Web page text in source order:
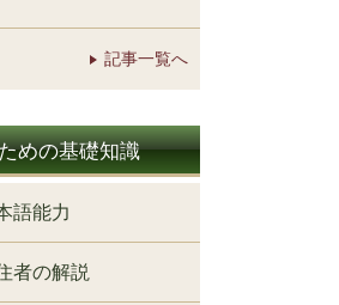
記事一覧へ
めの基礎知識
語能力
者の解説